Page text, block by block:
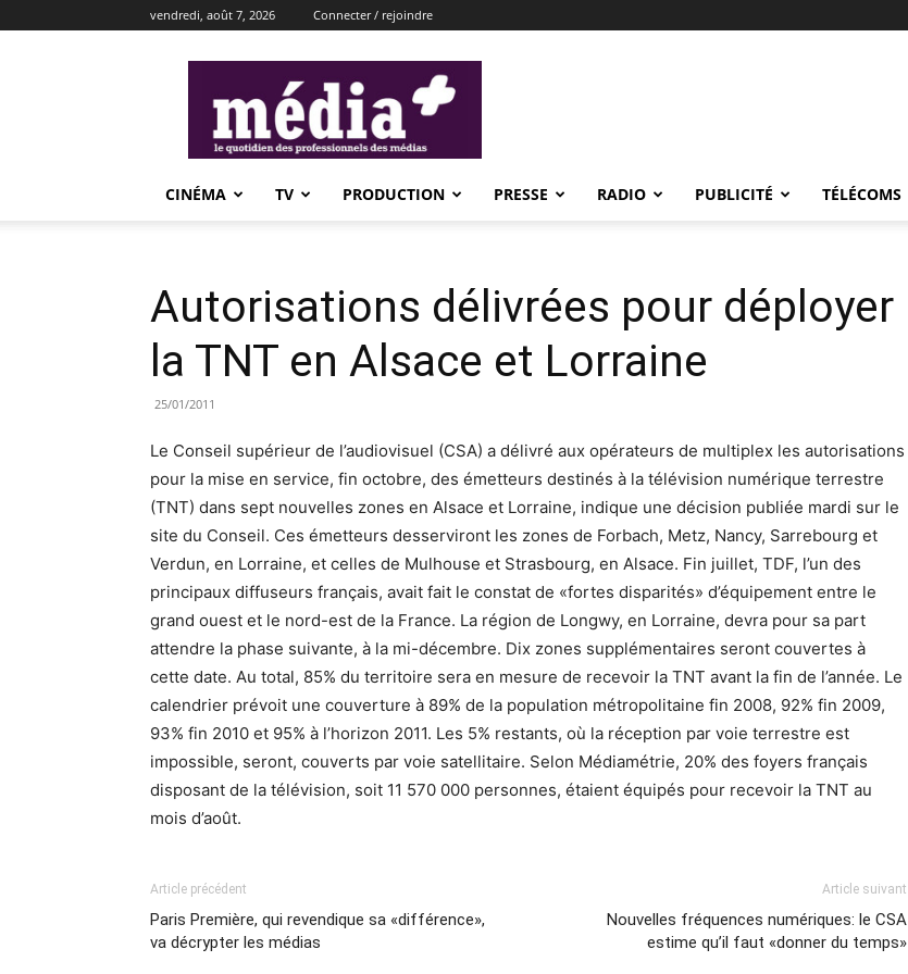
vendredi, août 7, 2026 Connecter / rejoindre
CINÉMA TV PRODUCTION PRESSE RADIO PUBLICITÉ TÉLÉCOMS
Autorisations délivrées pour déployer
la TNT en Alsace et Lorraine
25/01/2011
Le Conseil supérieur de l’audiovisuel (CSA) a délivré aux opérateurs de multiplex les autorisations
pour la mise en service, fin octobre, des émetteurs destinés à la télévision numérique terrestre
(TNT) dans sept nouvelles zones en Alsace et Lorraine, indique une décision publiée mardi sur le
site du Conseil. Ces émetteurs desserviront les zones de Forbach, Metz, Nancy, Sarrebourg et
Verdun, en Lorraine, et celles de Mulhouse et Strasbourg, en Alsace. Fin juillet, TDF, l’un des
principaux diffuseurs français, avait fait le constat de «fortes disparités» d’équipement entre le
grand ouest et le nord-est de la France. La région de Longwy, en Lorraine, devra pour sa part
attendre la phase suivante, à la mi-décembre. Dix zones supplémentaires seront couvertes à
cette date. Au total, 85% du territoire sera en mesure de recevoir la TNT avant la fin de l’année. Le
calendrier prévoit une couverture à 89% de la population métropolitaine fin 2008, 92% fin 2009,
93% fin 2010 et 95% à l’horizon 2011. Les 5% restants, où la réception par voie terrestre est
impossible, seront, couverts par voie satellitaire. Selon Médiamétrie, 20% des foyers français
disposant de la télévision, soit 11 570 000 personnes, étaient équipés pour recevoir la TNT au
mois d’août.
Article précédent
Paris Première, qui revendique sa «différence»,
va décrypter les médias
Article suivant
Nouvelles fréquences numériques: le CSA
estime qu’il faut «donner du temps»